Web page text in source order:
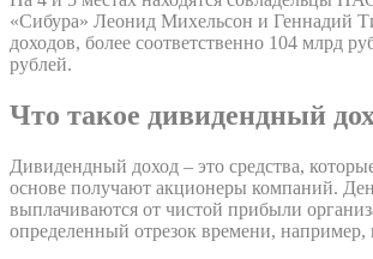
«Сибура» Леонид Михельсон и Геннадий
доходов, более соответственно 104 млрд
рублей.
Что такое дивидендный
Дивидендный доход – это средства,
основе получают акционеры компаний.
выплачиваются от чистой прибыли
определенный отрезок времени, например,